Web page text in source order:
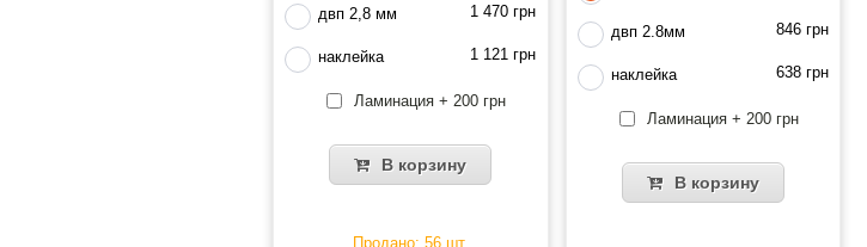
двп 2,8 мм 1 470 грн
наклейка 1 121 грн
Ламинация + 200 грн
В корзину
Продано: 56 шт.
двп 2.8мм 846 грн
наклейка 638 грн
Ламинация + 200 грн
В корзину